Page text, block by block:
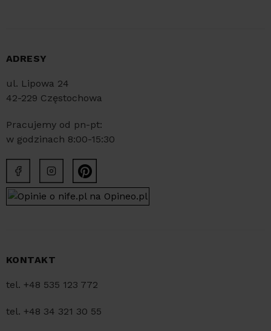
ADRESY
ul. Lipowa 24
42-229 Częstochowa
Pracujemy od pn-pt:
w godzinach 8:00-15:30
KONTAKT
tel. +48 535 123 772
tel. +48 34 321 30 55